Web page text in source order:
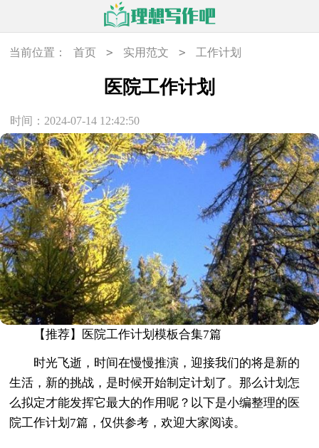
当前位置： 首页 > 实用范文 > 工作计划
医院工作计划
时间：2024-07-14 12:42:50
【推荐】医院工作计划模板合集7篇
时光飞逝，时间在慢慢推演，迎接我们的将是新的
生活，新的挑战，是时候开始制定计划了。那么计划怎
么拟定才能发挥它最大的作用呢？以下是小编整理的医
院工作计划7篇，仅供参考，欢迎大家阅读。